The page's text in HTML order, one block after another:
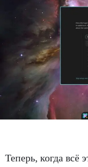
Теперь, когда всё